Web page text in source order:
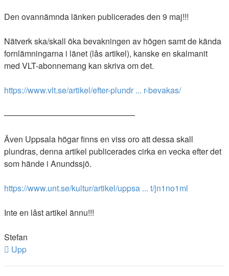
Den ovannämnda länken publicerades den 9 maj!!!
Nätverk ska/skall öka bevakningen av högen samt de kända
fornlämningarna i länet (lås artikel), kanske en skalmanit
med VLT-abonnemang kan skriva om det.
https://www.vlt.se/artikel/efter-plundr ... r-bevakas/
————————————————
Även Uppsala högar finns en viss oro att dessa skall
plundras, denna artikel publicerades cirka en vecka efter det
som hände i Anundssjö.
https://www.unt.se/kultur/artikel/uppsa ... t/jn1no1ml
Inte en låst artikel ännu!!!
Stefan
Upp